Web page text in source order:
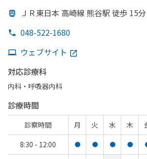
ＪＲ東日本 高崎線 熊谷駅 徒歩 15分
048-522-1680
ウェブサイト
対応診療科
内科・​呼吸器内科
診療時間
診察時間 月 火 水 木
8:30 - 12:00
● ● ● ●